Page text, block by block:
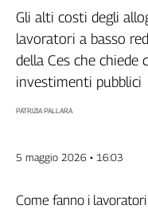
Fillea
Filt
Fiom
Fisac
Flc
Nidil
Spi
Gli alti costi degli
lavoratori a basso
della Ces che chiede
investimenti pubblici
PATRIZIA PALLARA
5 maggio 2026 • 16:03
Come fanno i